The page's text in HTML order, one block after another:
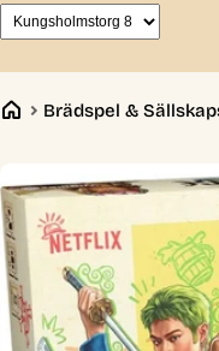
Brädspel &